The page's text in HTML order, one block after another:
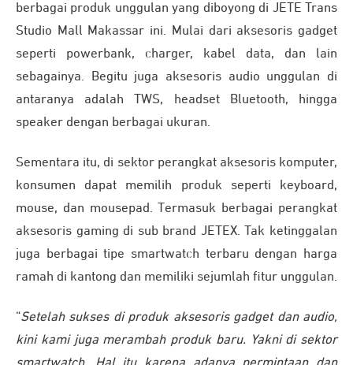
berbagai produk unggulan yang diboyong di JETE Trans
Studio Mall Makassar ini. Mulai dari aksesoris gadget
seperti powerbank, charger, kabel data, dan lain
sebagainya. Begitu juga aksesoris audio unggulan di
antaranya adalah TWS, headset Bluetooth, hingga
speaker dengan berbagai ukuran.
Sementara itu, di sektor perangkat aksesoris komputer,
konsumen dapat memilih produk seperti keyboard,
mouse, dan mousepad. Termasuk berbagai perangkat
aksesoris gaming di sub brand JETEX. Tak ketinggalan
juga berbagai tipe smartwatch terbaru dengan harga
ramah di kantong dan memiliki sejumlah fitur unggulan.
“Setelah sukses di produk aksesoris gadget dan audio,
kini kami juga merambah produk baru. Yakni di sektor